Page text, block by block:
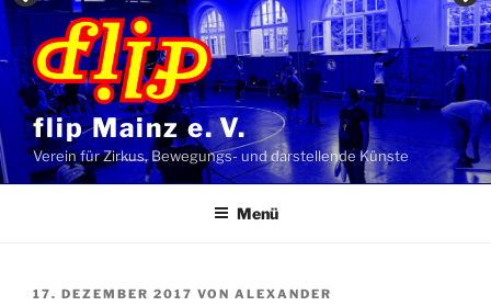
Zum
Inhalt
springen
flip Mainz e. V.
Verein für Zirkus, Bewegungs- und darstellende Künste
Menü
VERÖFFENTLICHT
17. DEZEMBER 2017 VON ALEXANDER